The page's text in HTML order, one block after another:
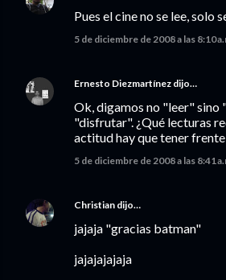
Pues el cine no se lee, solo
5 de diciembre de 2008 a las 8:10
Ernesto Diezmartínez dijo…
Ok, digamos no "leer" sino
"disfrutar". ¿Qué lecturas
actitud hay que tener frente
5 de diciembre de 2008 a las 8:41
Christian dijo…
jajaja "gracias batman"
jajajajajaja